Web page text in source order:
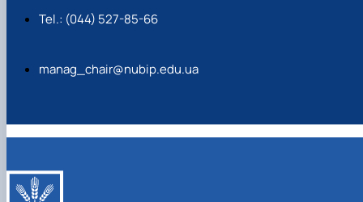
Tel.: (044) 527-85-66
manag_chair@nubip.edu.ua